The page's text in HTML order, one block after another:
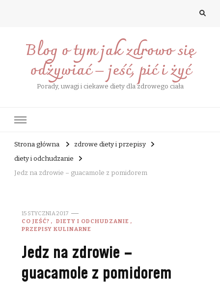
Blog o tym jak zdrowo się
odżywiać – jeść, pić i żyć
Porady, uwagi i ciekawe diety dla zdrowego ciała
Strona główna
zdrowe diety i przepisy
diety i odchudzanie
Jedz na zdrowie – guacamole z pomidorem
15 STYCZNIA 2017
CO JEŚĆ?
DIETY I ODCHUDZANIE
PRZEPISY KULINARNE
Jedz na zdrowie –
guacamole z pomidorem